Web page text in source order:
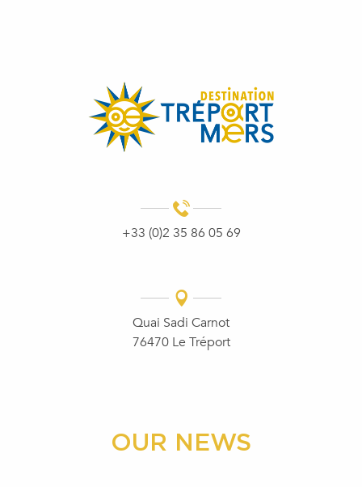
+33 (0)2 35 86 05 69
Quai Sadi Carnot
76470 Le Tréport
OUR NEWS